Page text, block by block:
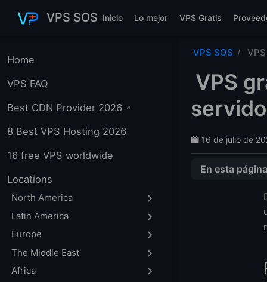
VPS SOS Inicio Lo mejor VPS Gratis
Home
VPS FAQ
Best CDN Provider 2026
8 Best VPS Hosting 2026
16 free VPS worldwide
Locations
North America
Latin America
Europe
The Middle East
Africa
VPS SOS
VPS
16 de julio de
En esta página
¿Qué Significa
1. Oracle Cloud